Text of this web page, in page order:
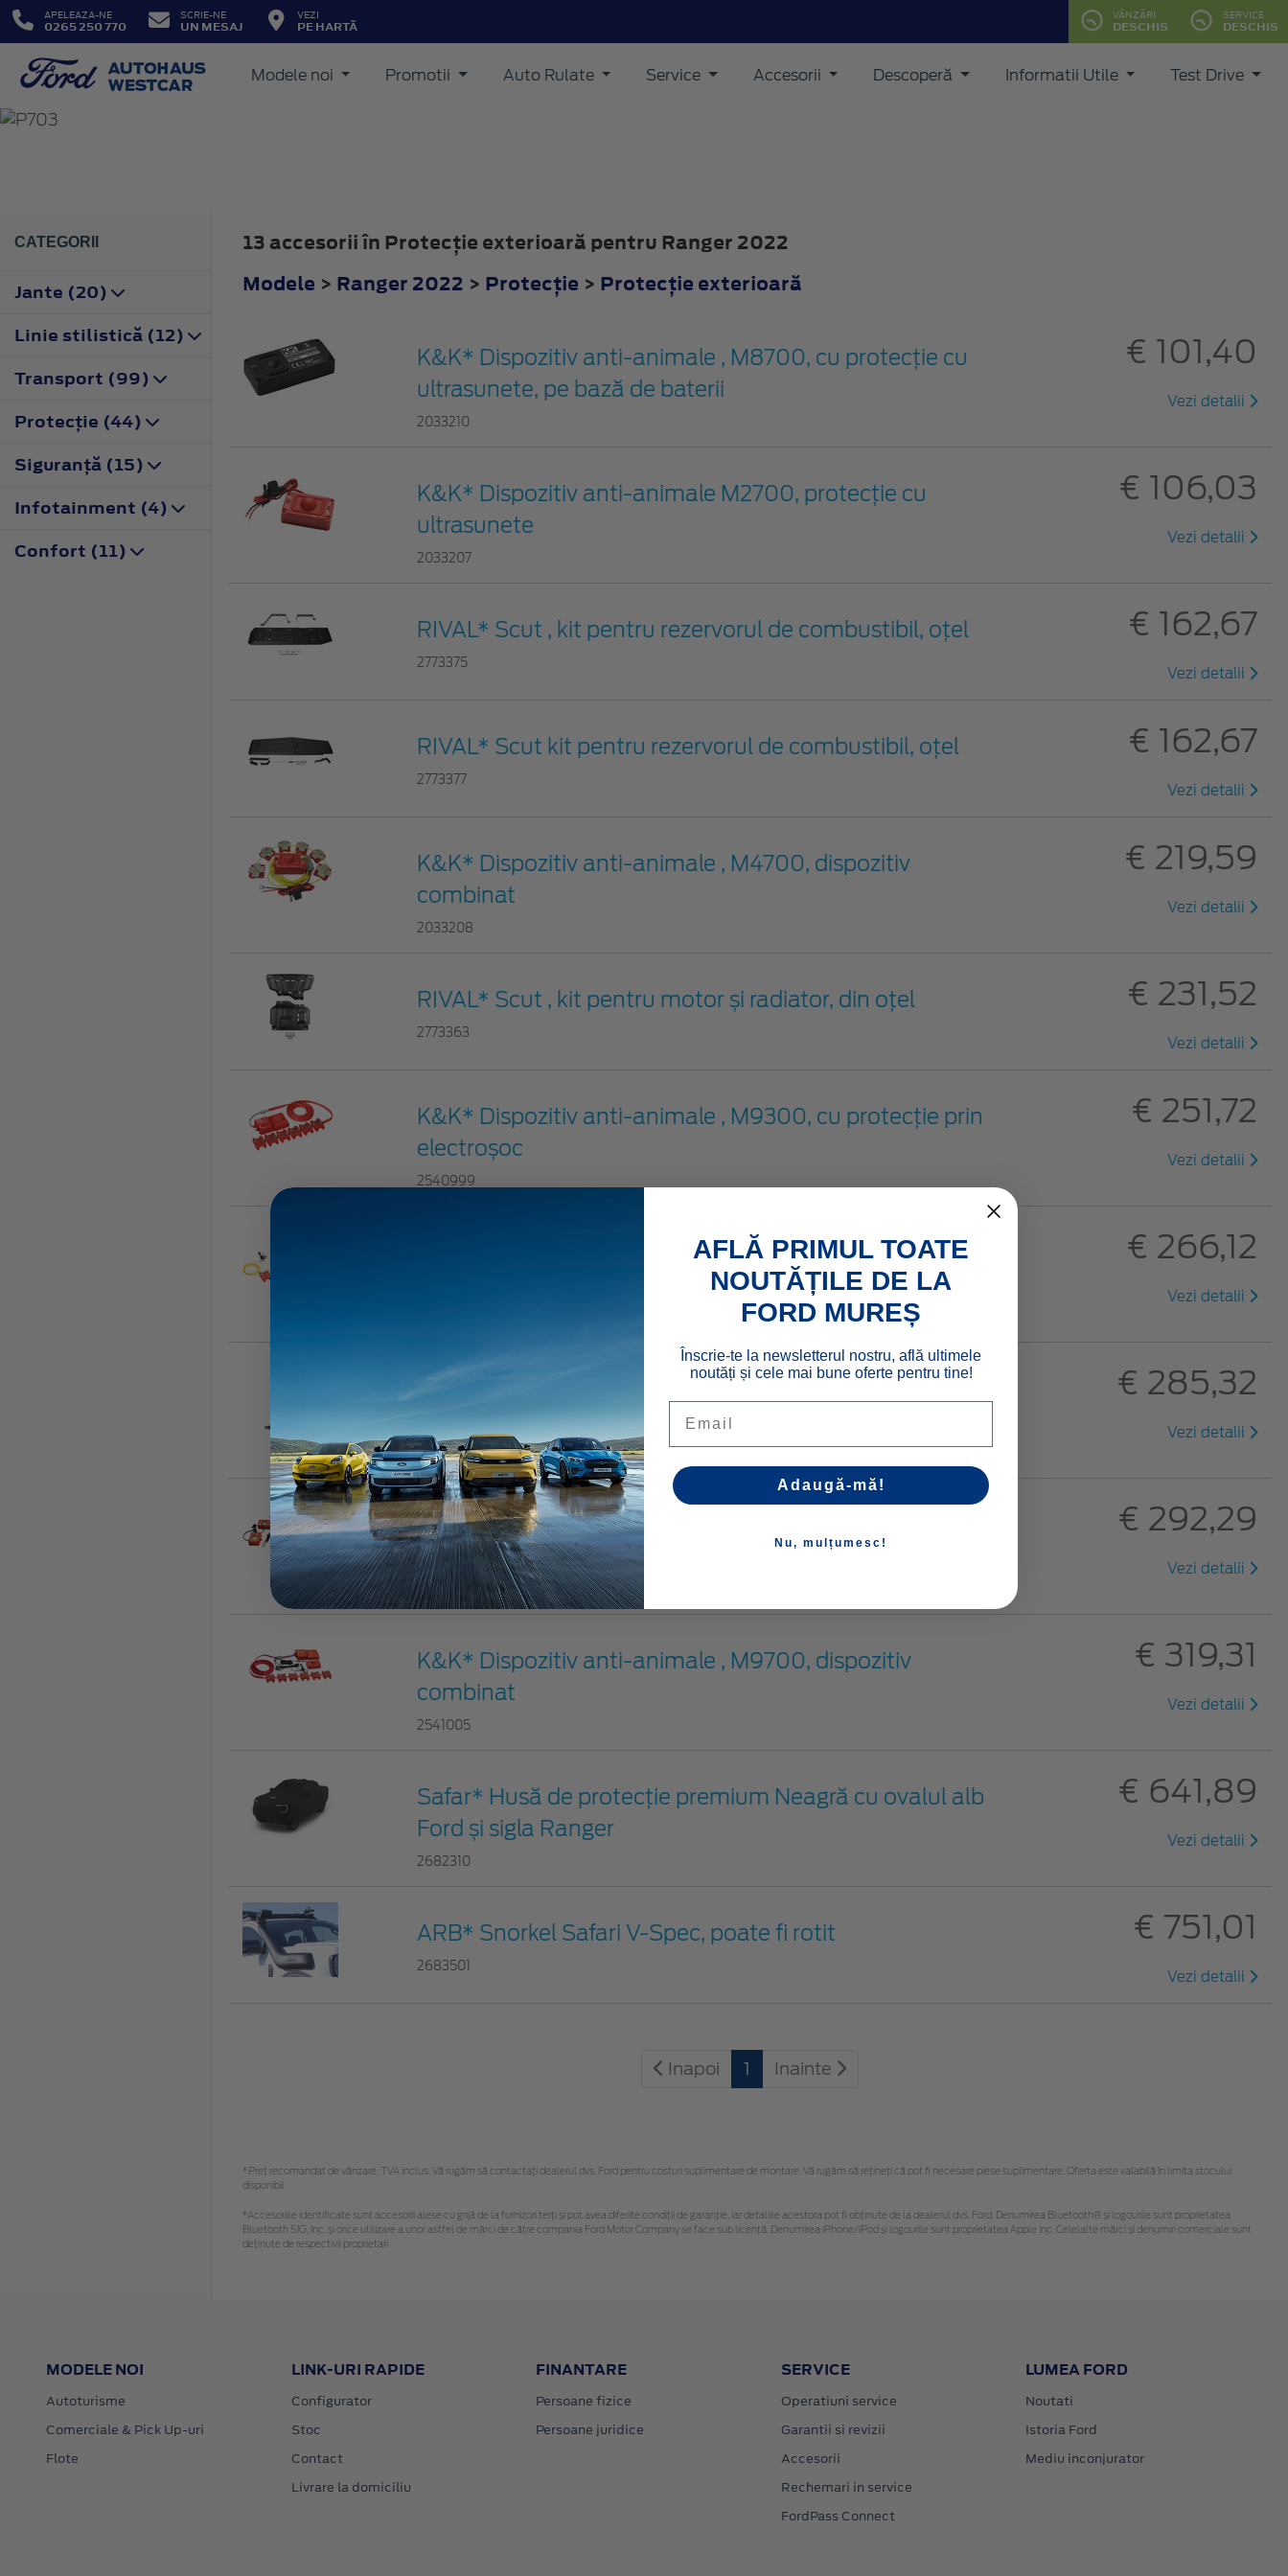
APELEAZA-NE
0265 250 770
SCRIE-NE
UN MESAJ
VEZI
PE HARTĂ
VÂNZĂRI
DESCHIS
SERVICE
DESCHIS
Modele noi Promotii Auto Rulate Service Accesorii Descoperă Informatii Utile Test Drive
RANGER
CATEGORII
Jante (20)
Linie stilistică (12)
Transport (99)
Protecţie (44)
Siguranţă (15)
Infotainment (4)
Confort (11)
13 accesorii în Protecţie exterioară pentru Ranger 2022
Modele > Ranger 2022 > Protecţie > Protecţie exterioară
K&K* Dispozitiv anti-animale , M8700, cu protecție cu
ultrasunete, pe bază de baterii
2033210
€ 101,40
Vezi detalii
K&K* Dispozitiv anti-animale M2700, protecție cu
ultrasunete
2033207
€ 106,03
Vezi detalii
RIVAL* Scut , kit pentru rezervorul de combustibil, oțel
2773375
€ 162,67
Vezi detalii
RIVAL* Scut kit pentru rezervorul de combustibil, oțel
2773377
€ 162,67
Vezi detalii
K&K* Dispozitiv anti-animale , M4700, dispozitiv
combinat
2033208
€ 219,59
Vezi detalii
RIVAL* Scut , kit pentru motor și radiator, din oțel
2773363
€ 231,52
Vezi detalii
K&K* Dispozitiv anti-animale , M9300, cu protecție prin
electroșoc
2540999
€ 251,72
Vezi detalii
K&K* Dispozitiv anti-animale , M4700B, dispozitiv
€ 266,12
Vezi detalii
RIVAL* Scut , kit pentru transmisie și caseta de transfer,
din oțel
2773373
€ 285,32
Vezi detalii
K&K* Dispozitiv anti-animale , M5700N, dispozitiv
combinat
2033209
€ 292,29
Vezi detalii
K&K* Dispozitiv anti-animale , M9700, dispozitiv
combinat
2541005
€ 319,31
Vezi detalii
Safar* Husă de protecție premium Neagră cu ovalul alb
Ford și sigla Ranger
2682310
€ 641,89
Vezi detalii
ARB* Snorkel Safari V-Spec, poate fi rotit
2683501
€ 751,01
Vezi detalii
Inapoi 1 Inainte
*Preţ recomandat de vânzare, TVA inclus. Vă rugăm să contactaţi dealerul dvs. Ford pentru costuri suplimentare de montare. Vă rugăm să rețineți că pot fi necesare piese suplimentare. Oferta este valabilă în limita stocului
disponibil.
*Accesoriile identificate sunt accesorii alese cu grijă de la furnizori terți și pot avea diferite condiții de garanție, iar detaliile acestora pot fi obținute de la dealerul dvs. Ford. Denumirea Bluetooth® și logourile sunt proprietatea
Bluetooth SIG, Inc. și orice utilizare a unor astfel de mărci de către compania Ford Motor Company se face sub licență. Denumirea iPhone/iPod și logourile sunt proprietatea Apple Inc. Celelalte mărci și denumiri comerciale sunt
deținute de respectivii proprietari
MODELE NOI
Autoturisme
Comerciale & Pick Up-uri
Flote
LINK-URI RAPIDE
Configurator
Stoc
Contact
Livrare la domiciliu
FINANTARE
Persoane fizice
Persoane juridice
SERVICE
Operatiuni service
Garantii si revizii
Accesorii
Rechemari in service
FordPass Connect
LUMEA FORD
Noutati
Istoria Ford
Mediu inconjurator
AFLĂ PRIMUL TOATE
NOUTĂȚILE DE LA
FORD MUREȘ
Înscrie-te la newsletterul nostru, află ultimele
noutăți și cele mai bune oferte pentru tine!
Adaugă-mă!
Nu, mulțumesc!